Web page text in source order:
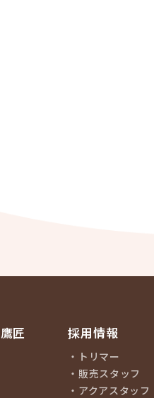
鷹匠 採用情報
トリマー
販売スタッフ
アクアスタッフ